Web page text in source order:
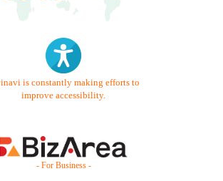
is constantly making efforts to
improve accessibility.
- For Business -